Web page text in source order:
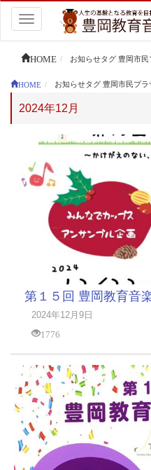
Toggle
navigation
HOME お知らせタグ 豊岡市民
HOME お知らせタグ 豊岡市民プラ
2024年12月
第１５回 豊岡教育音
2024年12月9日
1776